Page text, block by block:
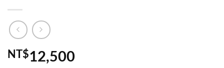
NT$12,500